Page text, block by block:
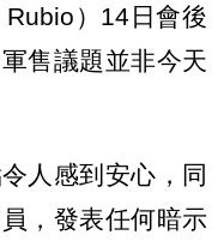
）14日會後
售議題並非今天
人感到安心，同
，發表任何暗示